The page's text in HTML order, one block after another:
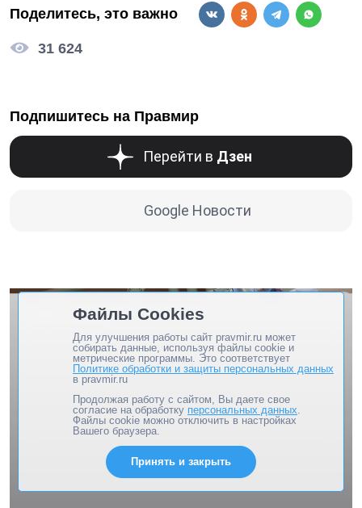
Поделитесь, это важно
31 624
Подпишитесь на Правмир
Перейти в Дзен
Google Новости
НУЖНА ПОМОЩЬФайлы Cookies
Для улучшения работы сайт pravmir.ru может
собирать данные, используя файлы cookie и
метрические программы. Это соответствует
Политике обработки и защиты персональных данных
в pravmir.ru
Продолжая работу с сайтом, Вы даете свое
согласие на обработку персональных данных.
Файлы cookie можно отключить в настройках
Вашего браузера.
Принять и закрыть